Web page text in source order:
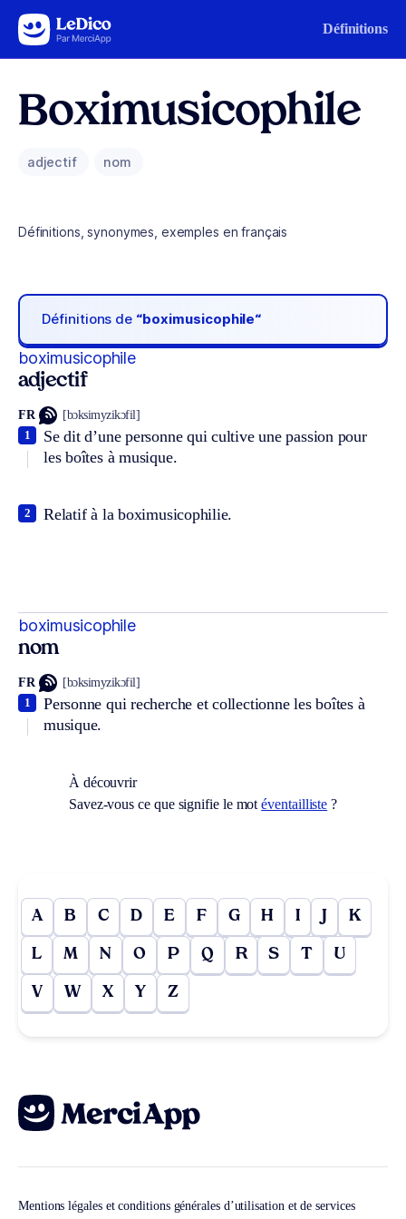
Aller au contenu Définitions
Boximusicophile
adjectif nom
Définitions, synonymes, exemples en français
Définitions de “boximusicophile“
boximusicophile
adjectif
FR [bɔksimyzikɔfil]
Se dit d’une personne qui cultive une passion pour
les boîtes à musique.
1
Relatif à la boximusicophilie.
2
boximusicophile
nom
FR [bɔksimyzikɔfil]
Personne qui recherche et collectionne les boîtes à
musique.
1
À découvrir
Savez-vous ce que signifie le motéventailliste ?
A B C D E F G H I J K
L M N O P Q R S T U
V W X Y Z
Mentions légales et conditions générales d’utilisation et de services